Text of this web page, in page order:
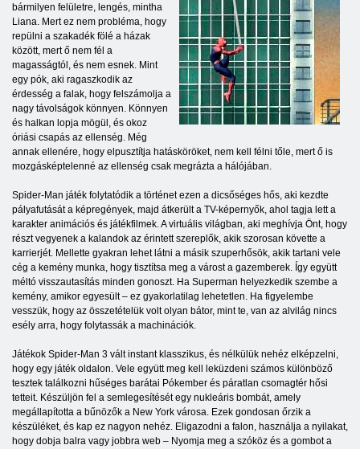
bármilyen felületre, lengés, mintha
Liana. Mert ez nem probléma, hogy
repülni a szakadék fölé a házak
között, mert ő nem fél a
magasságtól, és nem esnek. Mint
egy pók, aki ragaszkodik az
érdesség a falak, hogy felszámolja a
nagy távolságok könnyen. Könnyen
és halkan lopja mögül, és okoz
óriási csapás az ellenség. Még
annak ellenére, hogy elpusztítja hatásköröket, nem kell félni tőle, mert ő is
mozgásképtelenné az ellenség csak megrázta a hálójában.
Spider-Man játék folytatódik a történet ezen a dicsőséges hős, aki kezdte
pályafutását a képregények, majd átkerült a TV-képernyők, ahol tagja lett a
karakter animációs és játékfilmek. A virtuális világban, aki meghívja Önt, hogy
részt vegyenek a kalandok az érintett szereplők, akik szorosan követte a
karrierjét. Mellette gyakran lehet látni a másik szuperhősök, akik tartani vele
cég a kemény munka, hogy tisztítsa meg a várost a gazemberek. Így együtt
méltó visszautasítás minden gonoszt. Ha Superman helyezkedik szembe a
kemény, amikor egyesült – ez gyakorlatilag lehetetlen. Ha figyelembe
vesszük, hogy az összetételük volt olyan bátor, mint te, van az alvilág nincs
esély arra, hogy folytassák a machinációk.
Játékok Spider-Man 3 vált instant klasszikus, és nélkülük nehéz elképzelni,
hogy egy játék oldalon. Vele együtt meg kell leküzdeni számos különböző
tesztek találkozni hűséges barátai Pókember és páratlan csomagtér hősi
tetteit. Készüljön fel a semlegesítését egy nukleáris bombát, amely
megállapította a bűnözők a New York városa. Ezek gondosan őrzik a
készüléket, és kap ez nagyon nehéz. Eligazodni a falon, használja a nyilakat,
hogy dobja balra vagy jobbra web – Nyomja meg a szóköz és a gombot a